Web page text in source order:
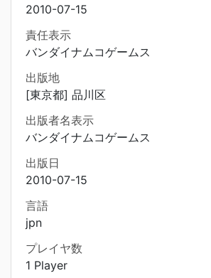
2010-07-15
責任表示
バンダイナムコゲームス
出版地
[東京都] 品川区
出版者名表示
バンダイナムコゲームス
出版日
2010-07-15
言語
jpn
プレイヤ数
1 Player